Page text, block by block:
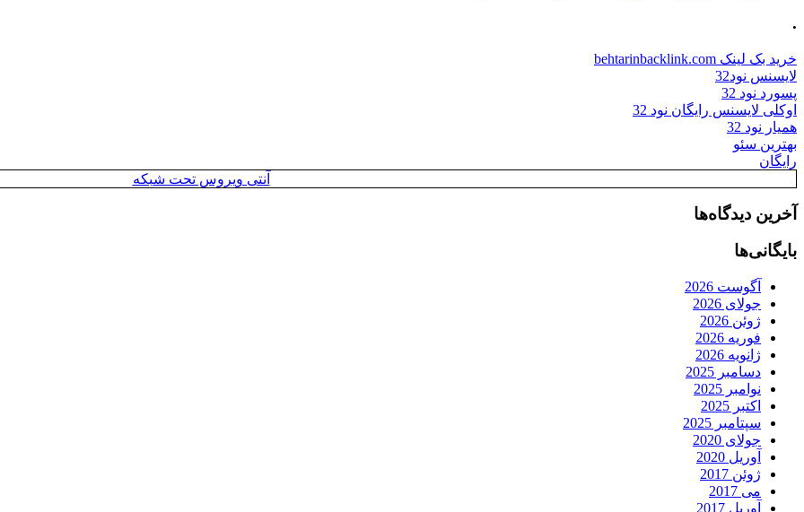
.
خرید بک لینک behtarinbacklink.com
لایسنس نود32
پسورد نود 32
اوکلی لایسنس رایگان نود 32
همیار نود 32
بهترین سئو
رایگان
آنتی ویروس تحت شبکه
آخرین دیدگاه‌ها
بایگانی‌ها
آگوست 2026
جولای 2026
ژوئن 2026
فوریه 2026
ژانویه 2026
دسامبر 2025
نوامبر 2025
اکتبر 2025
سپتامبر 2025
جولای 2020
آوریل 2020
ژوئن 2017
می 2017
آوریل 2017